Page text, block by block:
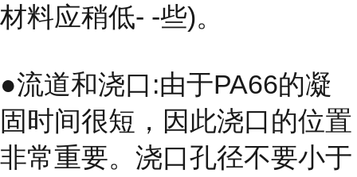
材料应稍低- -些)。
●流道和浇口:由于PA66的凝
固时间很短，因此浇口的位置
非常重要。浇口孔径不要小于